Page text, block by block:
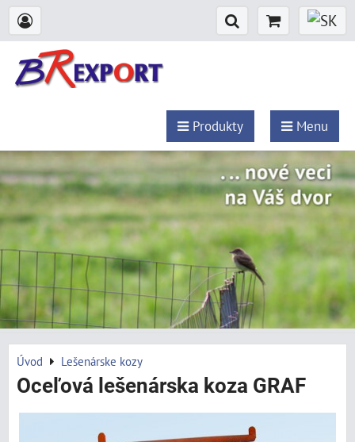
Produkty Menu
Úvod Lešenárske kozy
Oceľová lešenárska koza GRAF